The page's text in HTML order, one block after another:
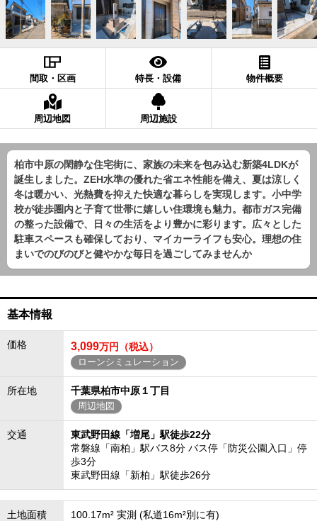
間取・区画 特長・設備 物件概要
周辺地図 周辺施設
柏市中原の閑静な住宅街に、家族の未来を包み込む新築4LDKが
誕生しました。ZEH水準の優れた省エネ性能を備え、夏は涼しく
冬は暖かい、光熱費を抑えた快適な暮らしを実現します。小中学
校が徒歩圏内と子育て世帯に嬉しい住環境も魅力。都市ガス完備
の整った設備で、日々の生活をより豊かに彩ります。広々とした
駐車スペースも確保しており、マイカーライフも安心。理想の住
まいでのびのびと健やかな毎日を過ごしてみませんか
基本情報
価格 3,099万円（税込）
ローンシミュレーション
所在地 千葉県柏市中原１丁目
周辺地図
交通
東武野田線「増尾」駅徒歩22分
常磐線「南柏」駅バス8分 バス停「防災公園入口」停
歩3分
東武野田線「新柏」駅徒歩26分
土地面積 100.17m² 実測 (私道16m²別に有)